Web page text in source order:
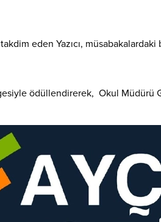
eden Yazıcı,
ödüllendirerek, Okul Müdürü